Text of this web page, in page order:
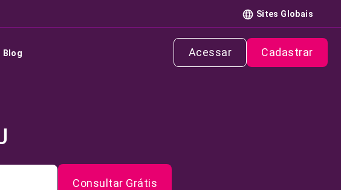
Sites Globais
Blog Acessar Cadastrar
Consultar Grátis